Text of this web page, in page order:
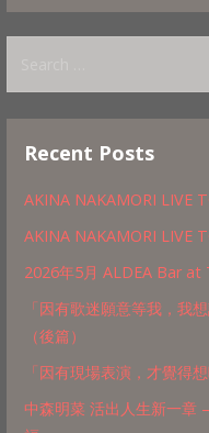
Recent Posts
AKINA NAKAMORI LIVE
AKINA NAKAMORI LIVE
2026年5月 ALDEA Bar at
「因有歌迷願意等我，我
（後篇）
「因有現場表演，才覺得
中森明菜 活出人生新一章